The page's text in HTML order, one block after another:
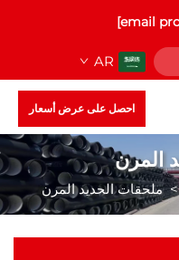
AR
احصل على عرض أسعار
المرن
ملحقات الحديد المرن